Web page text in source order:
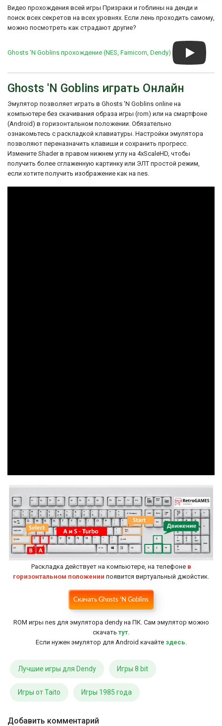
B, B, ←, B, B, В, ↓, B, B, В, Start". После
чего выбирайте уровень клавишами "А" и
"В".
вызывающей, чтобы игроки могли
испытать настоящий вызов. Макамото
также хотел добавить в игру элементы
Видео прохождения всей игры Призраки и гоблины на денди и
поиск всех секретов на всех уровнях. Если лень проходить самому,
можно посмотреть как страдают другие?
Ghosts 'N Goblins прохождение (NES, Famicom, Dendy)
Ghosts 'N Goblins играть Онлайн
Эмулятор позволяет играть в Ghosts 'N Goblins online на
компьютере без скачивания образа игры (rom) или на смартфоне
(Android) в горизонтальном положении. Обязательно
ознакомьтесь с раскладкой клавиатуры. Настройки эмулятора
позволяют переназначить клавиши и сохранить прогресс.
Измените Shader в правом нижнем углу на 4xScaleHD, чтобы
получить более сглаженную картинку или ЭЛТ простой режим,
если хотите получить изображение как на nes.
Настройки
Раскладка действует на компьютере, на телефоне в
горизонтальном положении появится виртуальный джойстик.
Скачать Ghosts 'N Goblins
ROM игры nes для эмулятора dendy на ПК. Сам эмулятор можно
скачатьтут.
Если нужен эмулятор для Android качайте здесь.
Лучшие игры для Dendy Игры 8 bit
Игры от Taito Игры 1985 года
Добавить комментарий